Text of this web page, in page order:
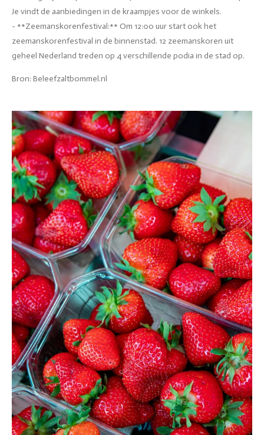
Je vindt de aanbiedingen in de kraampjes voor de winkels.
- **Zeemanskorenfestival:** Om 12:00 uur start ook het
zeemanskorenfestival in de binnenstad. 12 zeemanskoren uit
geheel Nederland treden op 4 verschillende podia in de stad op.
Bron: Beleefzaltbommel.nl